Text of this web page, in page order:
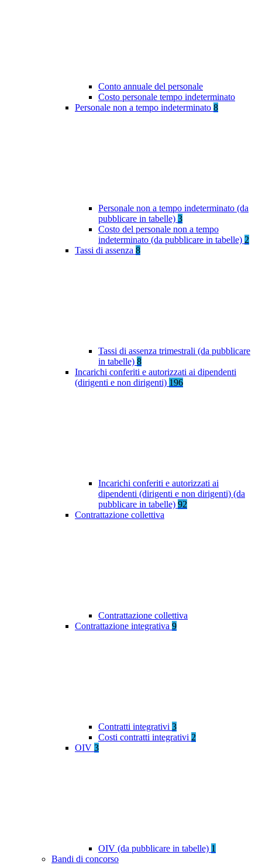
Conto annuale del personale
Costo personale tempo indeterminato
Personale non a tempo indeterminato 8
Personale non a tempo indeterminato (da
pubblicare in tabelle) 3
Costo del personale non a tempo
indeterminato (da pubblicare in tabelle) 2
Tassi di assenza 8
Tassi di assenza trimestrali (da pubblicare
in tabelle) 8
Incarichi conferiti e autorizzati ai dipendenti
(dirigenti e non dirigenti) 196
Incarichi conferiti e autorizzati ai
dipendenti (dirigenti e non dirigenti) (da
pubblicare in tabelle) 92
Contrattazione collettiva
Contrattazione collettiva
Contrattazione integrativa 9
Contratti integrativi 3
Costi contratti integrativi 2
OIV 3
OIV (da pubblicare in tabelle) 1
Bandi di concorso